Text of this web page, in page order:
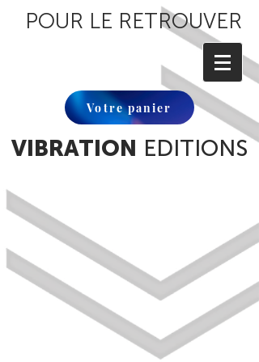
POUR LE RETROUVER
Votre panier
VIBRATION EDITIONS